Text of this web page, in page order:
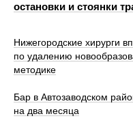
остановки и стоянки
Нижегородские хирурги
по удалению
методике
Бар в Автозаводском
на два месяца